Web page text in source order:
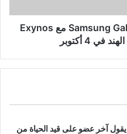
من المقرر ظهور Samsung Galaxy S23 FE مع Exynos
يقول آخر عضو على قيد الحياة من